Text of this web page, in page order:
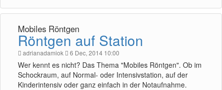
Mobiles Röntgen
Röntgen auf Station
adrianadamiok 6 Dec, 2014 10:00
Wer kennt es nicht? Das Thema "Mobiles Röntgen". Ob im
Schockraum, auf Normal- oder Intensivstation, auf der
Kinderintensiv oder ganz einfach in der Notaufnahme.